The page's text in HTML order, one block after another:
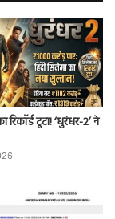
रिकॉर्ड टूटा! ‘धुरंधर-2’ ने